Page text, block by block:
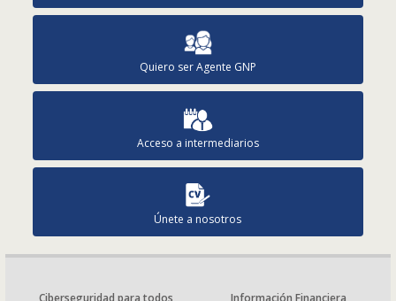
Quiero ser Agente GNP
Acceso a intermediarios
Únete a nosotros